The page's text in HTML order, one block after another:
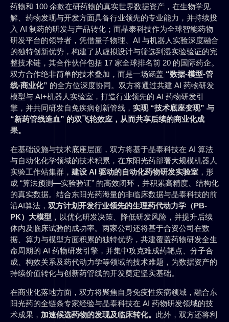
药物和 100 余款在研药物的真实世界数据资产，在生物学见
解、药物发现与开发方面具备行业领先的专业能力，并持续投
入 AI 制药的研发与产品转化；而晶泰科技作为全球智能药物
研发平台的领导者，凭借量子物理、AI 与机器人实验深度融合
的独特创新优势，构建了从虚拟设计与筛选到湿实验验证的完
整技术链，其合作伙伴包括 17 家全球排名前 20 的国际药企。
双方合作绝非简单的技术叠加，而是一场涵盖 “数据-模型-管
线-商业化” 的全方位深度协同。双方将通过共建 AI 药物研发
模型与 AI+机器人实验室，打造行业领先的 AI 药物研发引
擎，并共同研发自免疾病创新管线， 实现 “技术底座变现” 与
“新药管线造血” 的双飞轮效应，从而共享后续的商业化成
果。
在基础设施与技术底座层面，双方将基于晶泰科技在 AI 算法
与自动化化学领域的技术积累，在东阳光药部署大规模机器人
实验工作站集群， 建设 AI 驱动的自动化药物研发实验室 ，形
成 “算法预测—实验验证” 的高效闭环，并积累高精度、结构化
的真实数据。结合东阳光药海量的非临床数据与晶泰科技的前
沿AI算法， 双方计划开发行业领先的生理药代动力学（PB-
PK）大模型 ，以优化研发决策、降低研发风险，并提升后续
体内及临床试验的成功率。两家公司还将基于合资公司在数
据、算力与模型方面积累的独特优势，共建覆盖药物研发全生
命周期的 AI 药物研发引擎，并集中攻克难成药靶点、分子合
成、构效关系及药代动力学等领域的技术难题，为数据资产的
持续价值转化与创新药管线的开发奠定坚实基础。
在商业化落地方面，双方将聚焦自身免疫性疾病领域，融合东
阳光药的全链条专家经验与晶泰科技在 AI 药物研发领域的技
术成果， 加速候选药物的发现及临床转化。 此外，双方还将利